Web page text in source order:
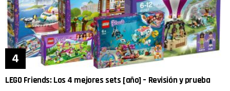
LEGO Friends: Los 4 mejores sets [año] – Revisión y prueba